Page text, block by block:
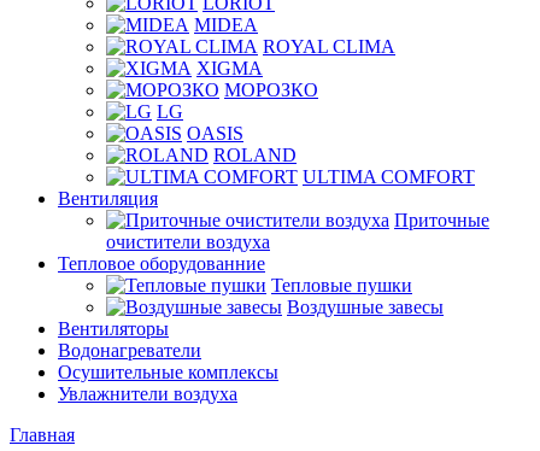
MIDEA
ROYAL CLIMA
XIGMA
МОРОЗКО
LG
OASIS
ROLAND
ULTIMA COMFORT
Вентиляция
Приточные
очистители воздуха
Тепловое оборудованние
Тепловые пушки
Воздушные завесы
Вентиляторы
Водонагреватели
Осушительные комплексы
Увлажнители воздуха
Главная